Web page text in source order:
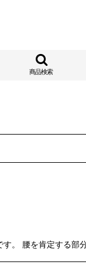
商品検索
。 腰を肯定する